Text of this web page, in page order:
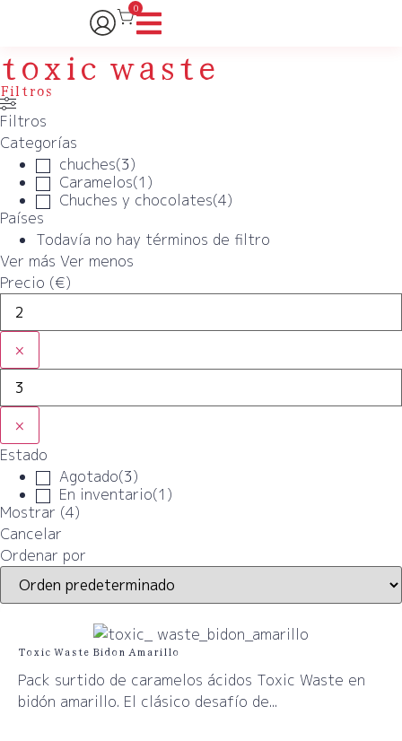
0
toxic waste
Filtros
Filtros
Categorías
chuches(3)
Caramelos(1 )
Chuches y chocolates(4)
Países
Todavía no hay términos de filtro
Ver más Ver menos
Precio (€)
×
×
Estado
Agotado(3)
En inventario(1 )
Mostrar (4)
Cancelar
Ordenar por
Toxic Waste Bidon Amarillo
Pack surtido de caramelos ácidos Toxic Waste en
bidón amarillo. El clásico desafío de...